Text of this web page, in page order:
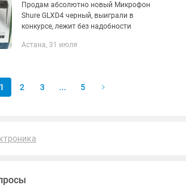
Продам абсолютно новый Микрофон
Shure GLXD4 черный, выиграли в
конкурсе, лежит без надобности
Астана, 31 июля
1 2 3 ... 5